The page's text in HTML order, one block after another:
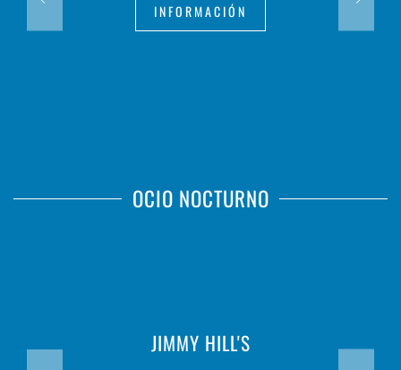
INFORMACIÓN
OCIO NOCTURNO
JIMMY HILL'S